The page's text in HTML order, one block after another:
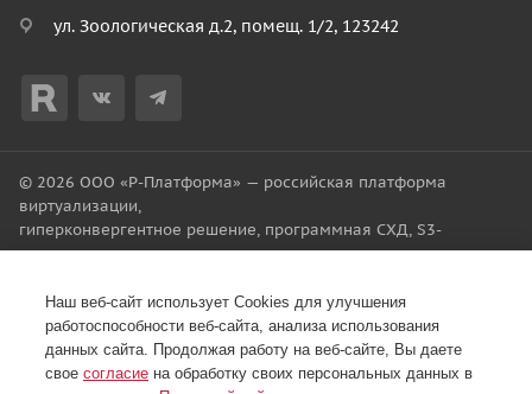
ул. Зоологическая д.2, помещ. 1/2, 123242
© 2026 ООО «Р-Платформа» — российская платформа
виртуализации,
гиперконвергентное решение, программная СХД, S3-
хранилище.
Лицензионное соглашение с конечным пользователем
Политикa обработки персональных данных в ООО "Р-
Платформа"
Наш веб-сайт использует Cookies для улучшения
работоспособности веб-сайта, анализа использования
данных сайта. Продолжая работу на веб-сайте, Вы даете
свое согласие на обработку своих персональных данных в